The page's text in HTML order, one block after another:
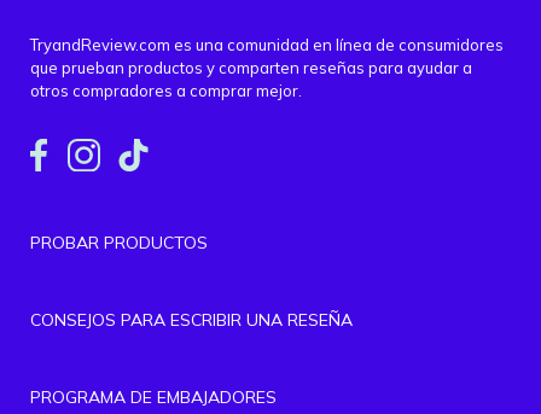
TryandReview.com es una comunidad en línea de consumidores
que prueban productos y comparten reseñas para ayudar a
otros compradores a comprar mejor.
PROBAR PRODUCTOS
CONSEJOS PARA ESCRIBIR UNA RESEÑA
PROGRAMA DE EMBAJADORES